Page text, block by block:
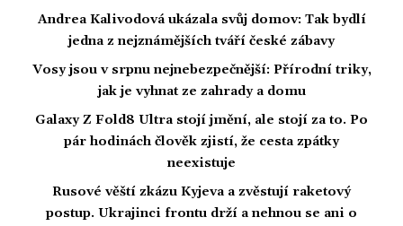
Andrea Kalivodová ukázala svůj domov: Tak bydlí
jedna z nejznámějších tváří české zábavy
Vosy jsou v srpnu nejnebezpečnější: Přírodní triky,
jak je vyhnat ze zahrady a domu
Galaxy Z Fold8 Ultra stojí jmění, ale stojí za to. Po
pár hodinách člověk zjistí, že cesta zpátky
neexistuje
Rusové věští zkázu Kyjeva a zvěstují raketový
postup. Ukrajinci frontu drží a nehnou se ani o